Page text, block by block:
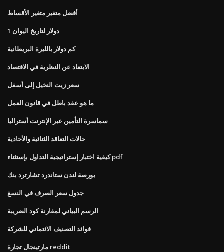
أفضل متغير متغير الأقساط
1 دولار لتاريخ اليوان
كم دولار بالليرة البريطانية
الابتعاد عن النظرية في الاقتصاد
سعر زيت النخيل إلى أسفل
ما هو عقد باطل في قانون العمل
سماسرة التأمين عبر الإنترنت أستراليا
حالات التعاقد الثنائية والأحادية
كيفية اختبار إستراتيجية التداول بإستثناء pdf
بورصة لندن ستاندرد تشارترد بنك
جدول سعر الصرف في النسغ
الرسم البياني لمقارنة كود الضريبة
فوائد التصنيف الائتماني للشركة
مارتينجال تجارة reddit